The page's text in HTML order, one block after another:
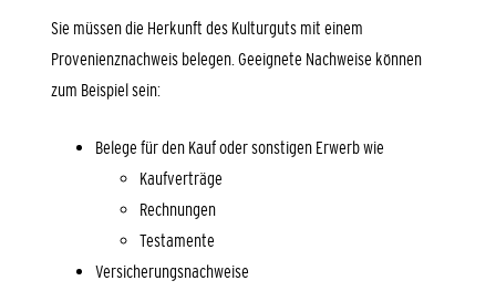
Sie müssen die Herkunft des Kulturguts mit einem
Provenienznachweis belegen. Geeignete Nachweise können
zum Beispiel sein:
Belege für den Kauf oder sonstigen Erwerb wie
Kaufverträge
Rechnungen
Testamente
Versicherungsnachweise